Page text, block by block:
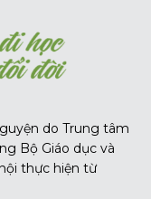
do Trung tâm
Bộ Giáo dục và
thực hiện từ